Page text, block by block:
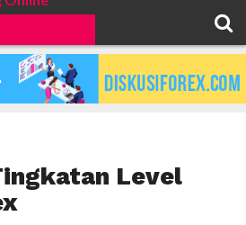
Level